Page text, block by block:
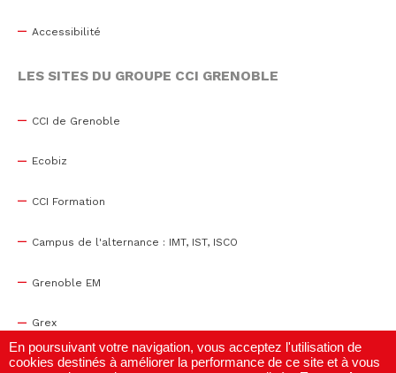
Accessibilité
LES SITES DU GROUPE CCI GRENOBLE
CCI de Grenoble
Ecobiz
CCI Formation
Campus de l'alternance : IMT, IST, ISCO
Grenoble EM
Grex
WTC Grenoble
En poursuivant votre navigation, vous acceptez l'utilisation de
cookies destinés à améliorer la performance de ce site et à vous